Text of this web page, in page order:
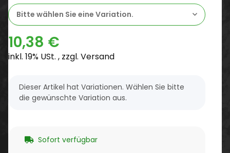
Bitte wählen Sie eine Variation.
10,38 €
inkl. 19% USt. , zzgl. Versand
x
Dieser Artikel hat Variationen. Wählen Sie bitte
die gewünschte Variation aus.
Sofort verfügbar